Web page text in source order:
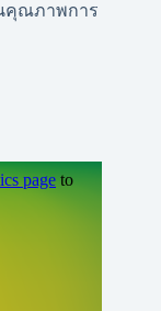
คุณภาพการ